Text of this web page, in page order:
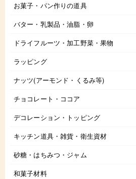
お菓子・パン作りの道具
バター・乳製品・油脂・卵
ドライフルーツ・加工野菜・果物
ラッピング
ナッツ(アーモンド・くるみ等)
チョコレート・ココア
デコレーション・トッピング
キッチン道具・雑貨・衛生資材
砂糖・はちみつ・ジャム
和菓子材料